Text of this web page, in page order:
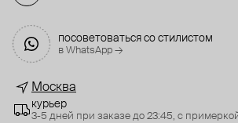
посоветоваться со стилистом
в WhatsApp →
Москва
курьер
3-5 дней при заказе до 23:45, с